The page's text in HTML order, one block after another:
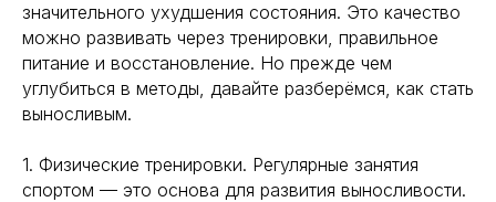
значительного ухудшения состояния. Это качество
можно развивать через тренировки, правильное
питание и восстановление. Но прежде чем
углубиться в методы, давайте разберёмся, как стать
выносливым.
1. Физические тренировки. Регулярные занятия
спортом — это основа для развития выносливости.